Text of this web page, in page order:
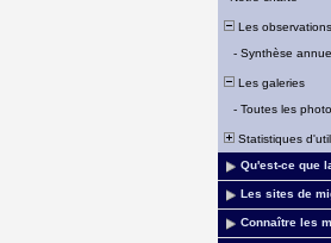
Les observations
- Synthèse
Les galeries
- Toutes les
Statistiques
Qu'est-ce que
Les sites de
Connaître les